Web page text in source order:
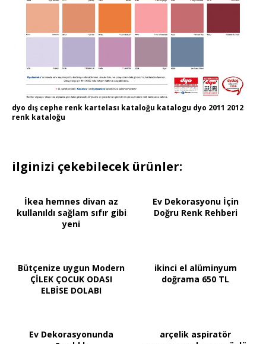
dyo dış cephe renk kartelası kataloğu katalogu dyo 2011 2012
renk kataloğu
ilginizi çekebilecek ürünler:
İkea hemnes divan az
kullanıldı sağlam sıfır gibi
yeni
Ev Dekorasyonu İçin
Doğru Renk Rehberi
Bütçenize uygun Modern
ÇİLEK ÇOCUK ODASI
ELBİSE DOLABI
ikinci el alüminyum
doğrama 650 TL
Ev Dekorasyonunda
arçelik aspiratör